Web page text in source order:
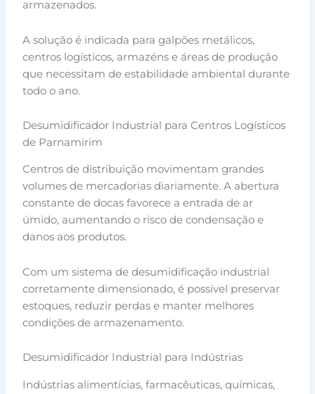
armazenados.
A solução é indicada para galpões metálicos,
centros logísticos, armazéns e áreas de produção
que necessitam de estabilidade ambiental durante
todo o ano.
Desumidificador Industrial para Centros Logísticos
de Parnamirim
Centros de distribuição movimentam grandes
volumes de mercadorias diariamente. A abertura
constante de docas favorece a entrada de ar
úmido, aumentando o risco de condensação e
danos aos produtos.
Com um sistema de desumidificação industrial
corretamente dimensionado, é possível preservar
estoques, reduzir perdas e manter melhores
condições de armazenamento.
Desumidificador Industrial para Indústrias
Indústrias alimentícias, farmacêuticas, químicas,